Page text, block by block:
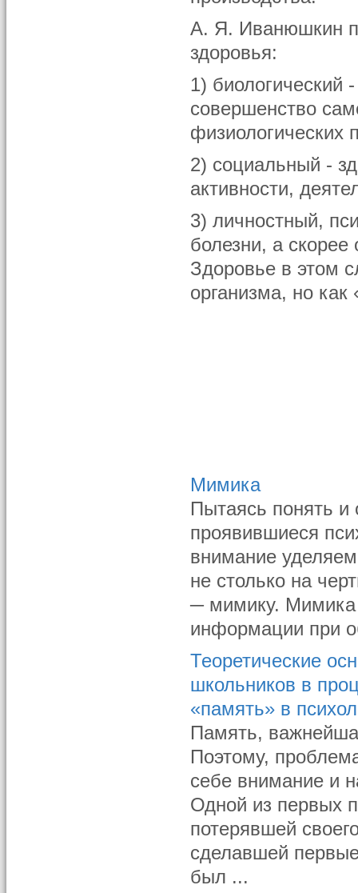
А. Я. Иванюшкин
здоровья:
1) биологический
совершенство
физиологических
2) социальный -
активности,
3) личностный,
болезни, а
Здоровье в этом
организма, но как
Мимика
Пытаясь понять и
проявившиеся
внимание
не столько на
─ мимику. Мимика
информации при
Теоретические
школьников в
«память» в
Память,
Поэтому,
себе внимание и
Одной из первых
потерявшей
сделавшей
был ...